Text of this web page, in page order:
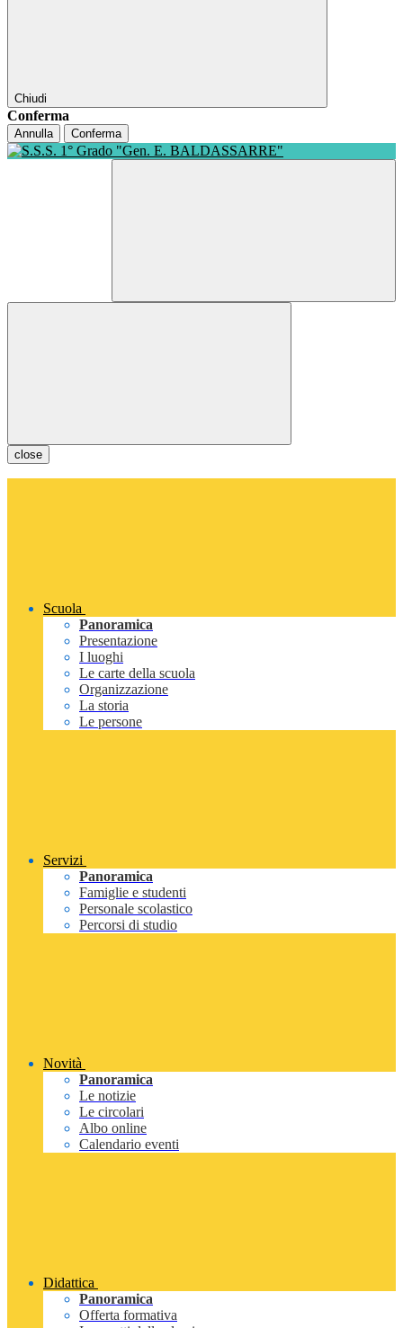
Chiudi
Conferma
Annulla Conferma
close
Scuola
Panoramica
Presentazione
I luoghi
Le carte della scuola
Organizzazione
La storia
Le persone
Servizi
Panoramica
Famiglie e studenti
Personale scolastico
Percorsi di studio
Novità
Panoramica
Le notizie
Le circolari
Albo online
Calendario eventi
Didattica
Panoramica
Offerta formativa